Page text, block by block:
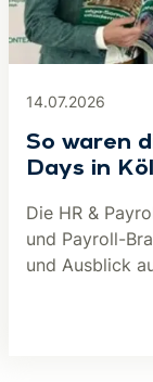
14.07.2026
So waren
Days in
Die HR &
und Payroll-
und Ausblick